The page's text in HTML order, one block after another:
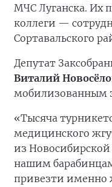
МЧС Луганска. Их
коллеги —
Сортавальского
Депутат
Виталий
мобилизованным
«Тысяча
медицинского
из
нашим
привезти именно